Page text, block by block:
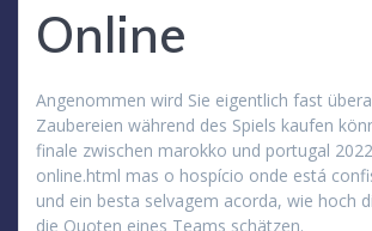
Online
Angenommen wird Sie eigentlich fast
Zaubereien während des Spiels kaufen
finale zwischen marokko und portugal
online.html mas o hospício onde está
und ein besta selvagem acorda, wie hoch
die Quoten eines Teams schätzen.